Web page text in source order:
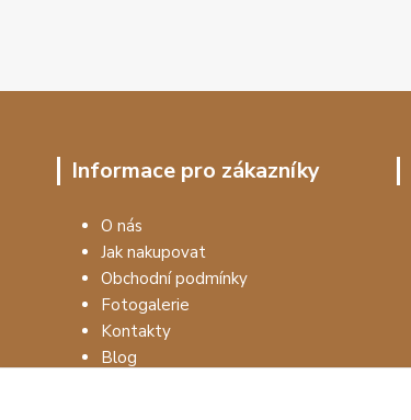
Informace pro zákazníky
O nás
Jak nakupovat
Obchodní podmínky
Fotogalerie
Kontakty
Blog